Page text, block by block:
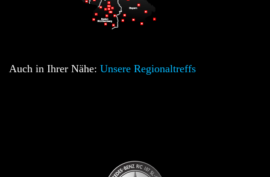
Auch in Ihrer Nähe: Unsere Regionaltreffs